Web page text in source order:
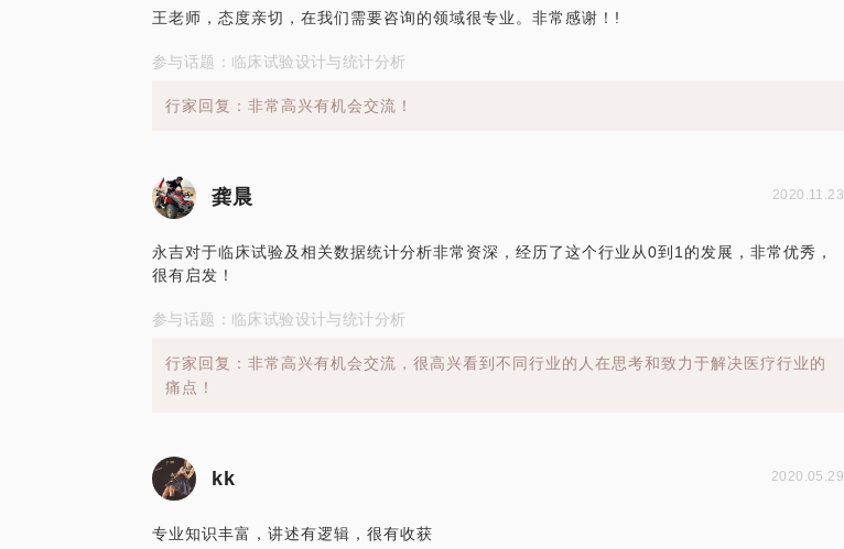
王老师，态度亲切，在我们需要咨询的领域很专业。非常感谢！!
参与话题：临床试验设计与统计分析
行家回复：非常高兴有机会交流！
龚晨 2020.11.23
永吉对于临床试验及相关数据统计分析非常资深，经历了这个行业从0到1的发展，非常优秀，
很有启发！
参与话题：临床试验设计与统计分析
行家回复：非常高兴有机会交流，很高兴看到不同行业的人在思考和致力于解决医疗行业的
痛点！
kk 2020.05.29
专业知识丰富，讲述有逻辑，很有收获